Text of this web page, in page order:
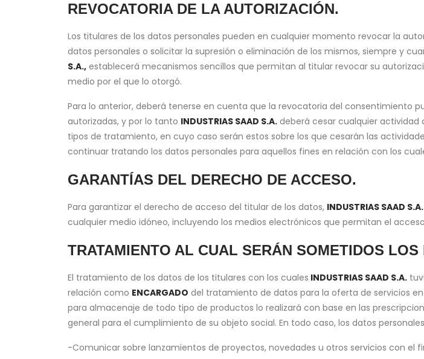
REVOCATORIA DE LA AUTORIZACIÓN.
Los titulares de los datos personales pueden en cualquier momento revocar la
datos personales o solicitar la supresión o eliminación de los mismos, siempre y
S.A., establecerá mecanismos sencillos que permitan al titular revocar su
medio por el que lo otorgó.
Para lo anterior, deberá tenerse en cuenta que la revocatoria del consentimiento
autorizadas, y por lo tanto INDUSTRIAS SAAD S.A. deberá cesar cualquier
tipos de tratamiento, en cuyo caso serán estos sobre los que cesarán las
continuar tratando los datos personales para aquellos fines en relación con los
GARANTÍAS DEL DERECHO DE ACCESO.
Para garantizar el derecho de acceso del titular de los datos, INDUSTRIAS SAAD S.A.
cualquier medio idóneo, incluyendo los medios electrónicos que permitan el
TRATAMIENTO AL CUAL SERÁN SOMETIDOS
El tratamiento de los datos de los titulares con los cuales INDUSTRIAS SAAD S.A.
relación como ENCARGADO del tratamiento de datos para la oferta de servicios
para almacenaje de todo tipo de productos lo realizará con base en las
general para el cumplimiento de su objeto social. En todo caso, los datos
-Comunicar sobre lanzamientos de proyectos, novedades u otros servicios con el